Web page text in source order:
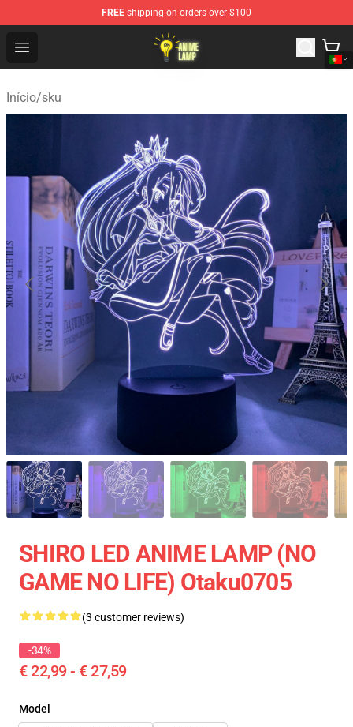
FREE shipping on orders over $100
Open menu
Anime Lamp Shop - The Best Store of Anime Lamp
Início/sku
SHIRO LED ANIME LAMP (NO
GAME NO LIFE) Otaku0705
(3 customer reviews)
-34%
€ 22,99 - € 27,59
Model